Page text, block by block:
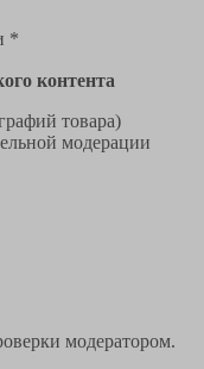
*
контента
товара)
модерации
модератором.